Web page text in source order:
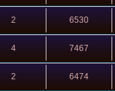
2 6530
4 7467
2 6474